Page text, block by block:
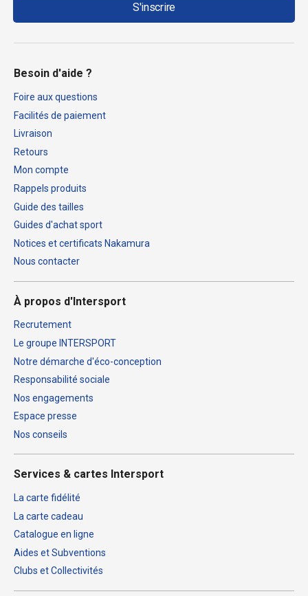
S'inscrire
Besoin d'aide ?
Foire aux questions
Facilités de paiement
Livraison
Retours
Mon compte
Rappels produits
Guide des tailles
Guides d'achat sport
Notices et certificats Nakamura
Nous contacter
À propos d'Intersport
Recrutement
Le groupe INTERSPORT
Notre démarche d'éco-conception
Responsabilité sociale
Nos engagements
Espace presse
Nos conseils
Services & cartes Intersport
La carte fidélité
La carte cadeau
Catalogue en ligne
Aides et Subventions
Clubs et Collectivités